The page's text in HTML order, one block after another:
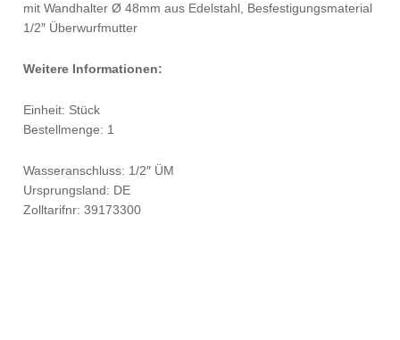
mit Wandhalter Ø 48mm aus Edelstahl, Besfestigungsmaterial
1/2″ Überwurfmutter
Weitere Informationen:
Einheit: Stück
Bestellmenge: 1
Wasseranschluss: 1/2″ ÜM
Ursprungsland: DE
Zolltarifnr: 39173300